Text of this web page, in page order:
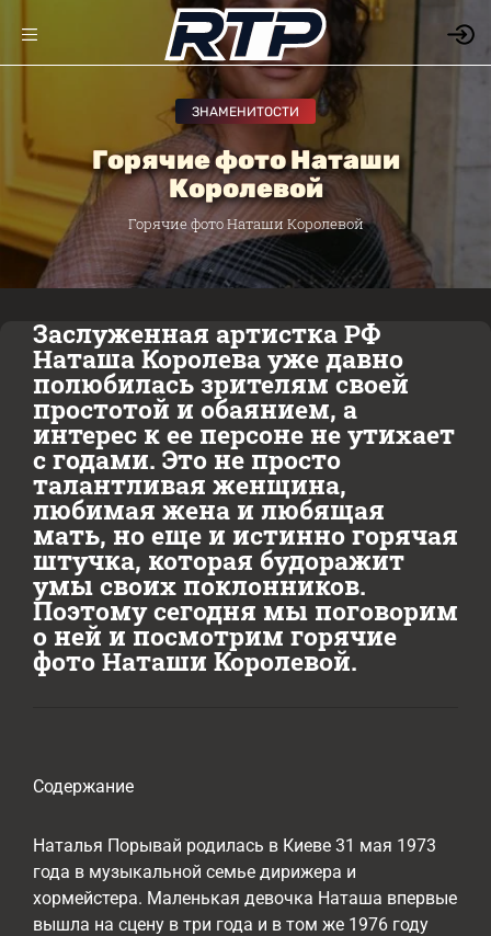
ЗНАМЕНИТОСТИ
Горячие фото Наташи
Королевой
Горячие фото Наташи Королевой
Заслуженная артистка РФ
Наташа Королева уже давно
полюбилась зрителям своей
простотой и обаянием, а
интерес к ее персоне не утихает
с годами. Это не просто
талантливая женщина,
любимая жена и любящая
мать, но еще и истинно горячая
штучка, которая будоражит
умы своих поклонников.
Поэтому сегодня мы поговорим
о ней и посмотрим горячие
фото Наташи Королевой.
Содержание
Наталья Порывай родилась в Киеве 31 мая 1973
года в музыкальной семье дирижера и
хормейстера. Маленькая девочка Наташа впервые
вышла на сцену в три года и в том же 1976 году